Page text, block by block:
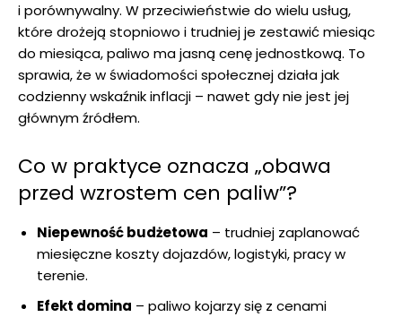
i porównywalny. W przeciwieństwie do wielu usług,
które drożeją stopniowo i trudniej je zestawić miesiąc
do miesiąca, paliwo ma jasną cenę jednostkową. To
sprawia, że w świadomości społecznej działa jak
codzienny wskaźnik inflacji – nawet gdy nie jest jej
głównym źródłem.
Co w praktyce oznacza „obawa
przed wzrostem cen paliw”?
Niepewność budżetowa – trudniej zaplanować
miesięczne koszty dojazdów, logistyki, pracy w
terenie.
Efekt domina – paliwo kojarzy się z cenami